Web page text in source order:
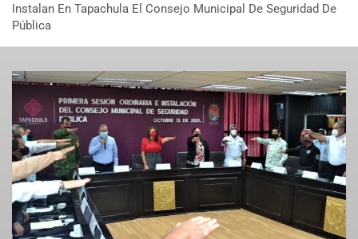
Instalan En Tapachula El Consejo Municipal De Seguridad De
Pública